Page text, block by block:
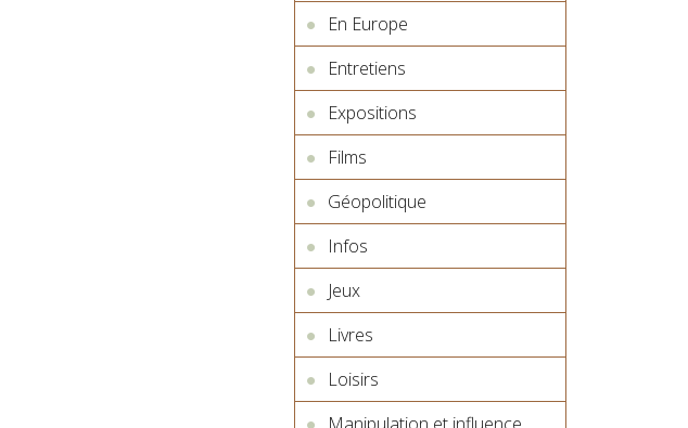
En Europe
Entretiens
Expositions
Films
Géopolitique
Infos
Jeux
Livres
Loisirs